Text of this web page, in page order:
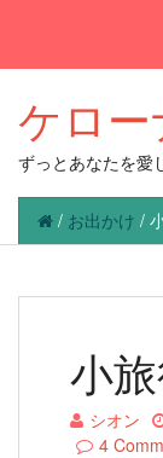
ケロ
ずっとあなたを愛
/ お出かけ /
小
シオン
4